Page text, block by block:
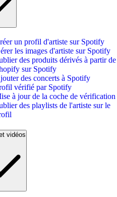
un profil d'artiste sur Spotify
les images d'artiste sur Spotify
des produits dérivés à partir de
sur Spotify
des concerts à Spotify
vérifié par Spotify
à jour de la coche de vérification
des playlists de l'artiste sur le
vidéos